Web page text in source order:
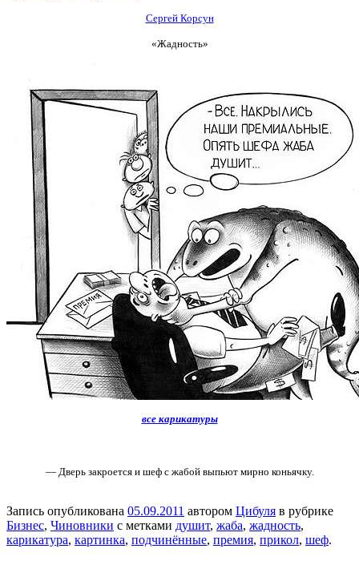
Сергей Корсун
«Жадность»
все карикатуры
— Дверь закроется и шеф с жабой выпьют мирно коньячку.
Запись опубликована 05.09.2011 автором Цибуля в рубрике
Бизнес, Чиновники с метками душит, жаба, жадность,
карикатура, картинка, подчинённые, премия, прикол, шеф.